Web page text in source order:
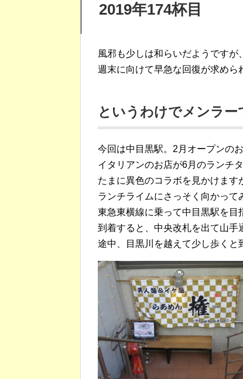
2019年174杯目
風邪も少しは和らいだようですが
週末に向けて早急な回復が求めら
というわけでメンラー
今回は中目黒駅。2月オープンのお
イタリアンのお店が6月のランチ
たまに異色のコラボを見かけます
ランチライムにさっそく向かって
東急東横線に乗って中目黒駅を目
到着すると、中央改札を出て山手
途中、目黒川を越えて少し歩くと